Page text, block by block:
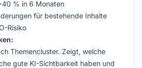
% in 6 Monaten
für bestehende Inhalte
Risiko
Themencluster. Zeigt, welche
gute KI-Sichtbarkeit haben und